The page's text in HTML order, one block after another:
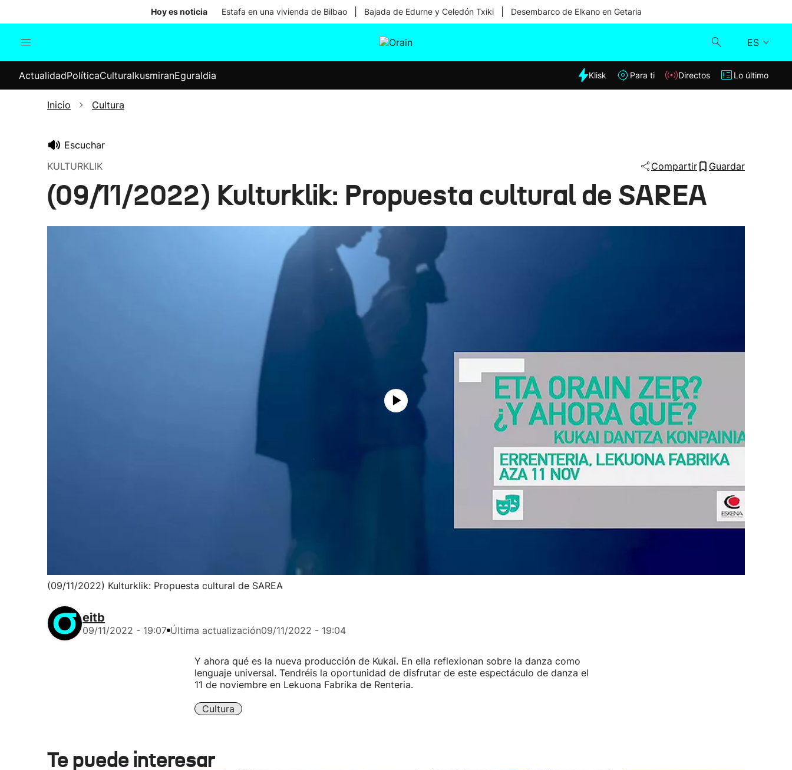
Hoy es noticia Estafa en una vivienda de Bilbao Bajada de Edurne y Celedón Txiki Desembarco de Elkano en Getaria
ES
Internacional
Elecciones
Klisk
ActualidadPolíticaCulturaIkusmiranEguraldia Klisk Para ti Directos Lo último
Inicio Cultura
Escuchar
KULTURKLIK
Compartir Guardar
(09/11/2022) Kulturklik: Propuesta cultural de SAREA
(09/11/2022) Kulturklik: Propuesta cultural de SAREA
eitb
09/11/2022 - 19:07 Última actualización09/11/2022 - 19:04
Y ahora qué es la nueva producción de Kukai. En ella reflexionan sobre la danza como
lenguaje universal. Tendréis la oportunidad de disfrutar de este espectáculo de danza el
11 de noviembre en Lekuona Fabrika de Renteria.
Cultura
Te puede interesar